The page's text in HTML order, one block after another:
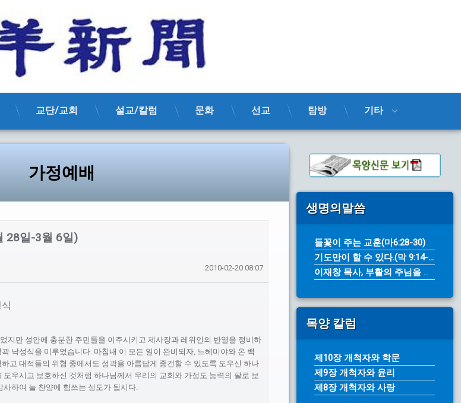
교단/교회 설교/칼럼 문화 선교 탐방 기타
가정예배
28일-3월 6일)
2010-02-20 08:07
지만 성안에 충분한 주민들을 이주시키고 제사장과 레위인의 반열을 정비하
낙성식을 미루었습니다. 마침내 이 모든 일이 완비되자, 느헤미야와 온 백
고 대적들의 위협 중에서도 성곽을 아름답게 중건할 수 있도록 도우신 하나
우시고 보호하신 것처럼 하나님께서 우리의 교회와 가정도 능력의 팔로 보
하여 늘 찬양에 힘쓰는 성도가 됩시다.
생명의말씀
들꽃이 주는 교훈(마6:28-30)
기도만이 할 수 있다.(막 9:14-...
이재창 목사, 부활의 주님을 전하라(...
목양 칼럼
제10장 개척자와 학문
제9장 개척자와 윤리
제8장 개척자와 사랑